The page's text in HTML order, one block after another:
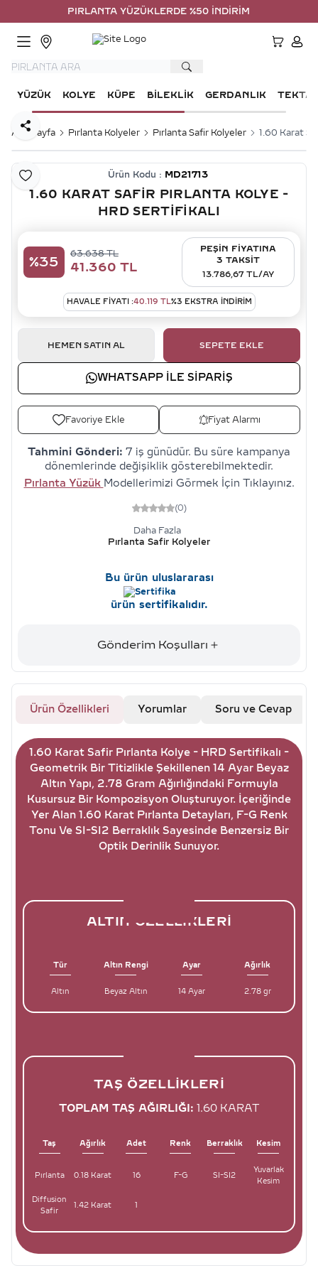
PIRLANTA YÜZÜKLERDE %50 İNDİRİM
YÜZÜK KOLYE KÜPE BILEKLIK GERDANLIK TEKTAŞ
Ana Sayfa Pırlanta Kolyeler Pırlanta Safir Kolyeler 1.60 Karat
Favoriye Ekle
Paylaş
Ürün Kodu : MD21713
1.60 KARAT SAFIR PIRLANTA KOLYE -
HRD SERTIFIKALI
%35
63.638TL
41.360 TL
PEŞİN FİYATINA
3 TAKSİT
13.786,67 TL/AY
HAVALE FIYATI :40.119 TL%3 EKSTRA İNDİRİM
HEMEN SATIN AL SEPETE EKLE
WHATSAPP ILE SIPARIŞ
Favoriye Ekle Fiyat Alarmı
Tahmini Gönderi: 7 iş günüdür. Bu süre kampanya
dönemlerinde değişiklik gösterebilmektedir.
Pırlanta Yüzük Modellerimizi Görmek İçin Tıklayınız.
(0)
Daha Fazla
Pırlanta Safir Kolyeler
Bu ürün uluslararası
ürün sertifikalıdır.
Gönderim Koşulları
Ürün Özellikleri Yorumlar Soru ve Cevap
1.60 Karat Safir Pırlanta Kolye - HRD Sertifikalı -
Geometrik Bir Titizlikle Şekillenen 14 Ayar Beyaz
Altın Yapı, 2.78 Gram Ağırlığındaki Formuyla
Kusursuz Bir Kompozisyon Oluşturuyor. İçeriğinde
Yer Alan 1.60 Karat Pırlanta Detayları, F-G Renk
Tonu Ve SI-SI2 Berraklık Sayesinde Benzersiz Bir
Optik Derinlik Sunuyor.
ALTIN ÖZELLIKLERI
Tür Altın Rengi Ayar Ağırlık
Altın Beyaz Altın 14 Ayar 2.78 gr
TAŞ ÖZELLIKLERI
TOPLAM TAŞ AĞIRLIĞI: 1.60 KARAT
Taş Ağırlık Adet Renk Berraklık Kesim
Pırlanta 0.18 Karat 16 F-G SI-SI2
Yuvarlak
Kesim
Diffusion
Safir
1.42 Karat 1